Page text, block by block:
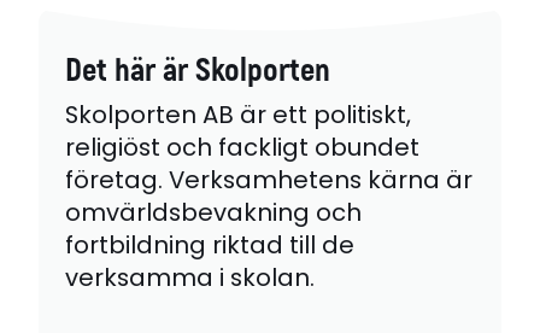
Det här är Skolporten
Skolporten AB är ett politiskt,
religiöst och fackligt obundet
företag. Verksamhetens kärna är
omvärldsbevakning och
fortbildning riktad till de
verksamma i skolan.